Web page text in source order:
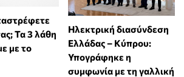
Τα 3 λάθη
με το
Ηλεκτρική διασύνδεση
Ελλάδας – Κύπρου:
Υπογράφηκε η
συμφωνία με τη γαλλική